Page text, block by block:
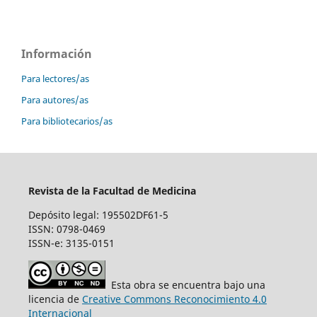
Información
Para lectores/as
Para autores/as
Para bibliotecarios/as
Revista de la Facultad de Medicina
Depósito legal: 195502DF61-5
ISSN: 0798-0469
ISSN-e: 3135-0151
Esta obra se encuentra bajo una
licencia de Creative Commons Reconocimiento 4.0
Internacional